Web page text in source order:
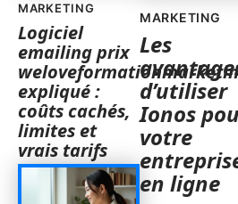
MARKETING
Logiciel
emailing prix
expliqué :
coûts cachés,
limites et
vrais tarifs
MARKETING
Les
d’utiliser
Ionos
votre
en ligne